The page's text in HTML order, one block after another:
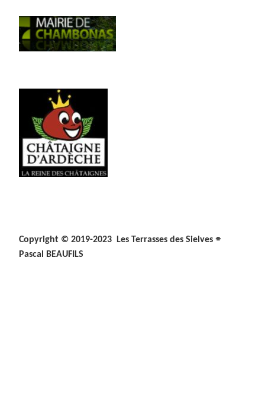
Copyright © 2019-2023 Les Terrasses des Sielves ⌯
Pascal BEAUFILS